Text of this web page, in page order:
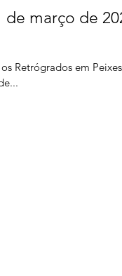
março de
Retrógrados em